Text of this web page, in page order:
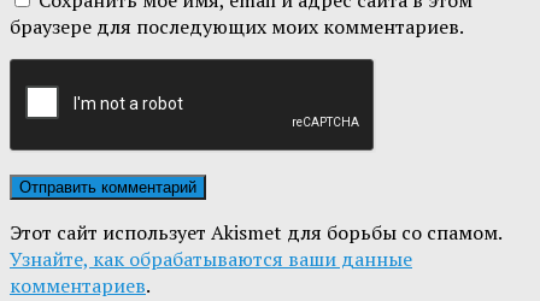
браузере для последующих моих комментариев.
Этот сайт использует Akismet для борьбы со спамом.
Узнайте, как обрабатываются ваши данные
комментариев.